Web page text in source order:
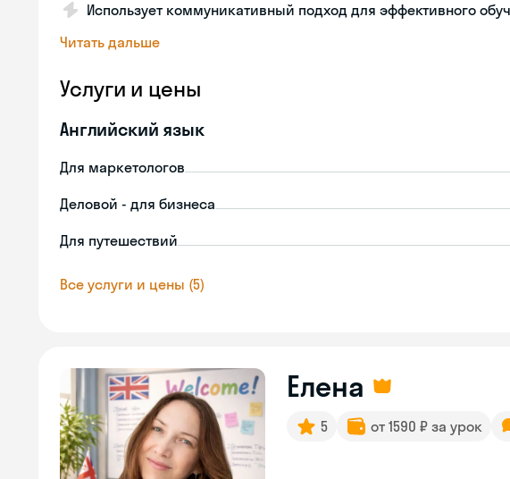
Использует коммуникативный подход для эффективного
Читать дальше
Услуги и цены
Английский язык
Для маркетологов
Деловой - для бизнеса
Для путешествий
Все услуги и цены (5)
Елена
5 от 1590 ₽ за урок